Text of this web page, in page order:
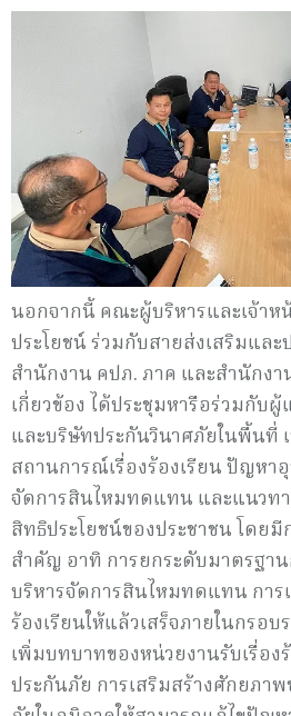
นอกจากนี้ คณะผู้บริหารและเจ้า
ประโยชน์ ร่วมกับสายส่งเสริมแล
สำนักงาน คปภ. ภาค และสำนักง
เกี่ยวข้อง ได้ประชุมหารือร่วมกับ
และบริษัทประกันวินาศภัยในพื้นที่
สถานการณ์เรื่องร้องเรียน ปัญหา
จัดการสินไหมทดแทน และแนวท
สิทธิประโยชน์ของประชาชน โดยมี
สำคัญ อาทิ การยกระดับมาตรฐาน
บริหารจัดการสินไหมทดแทน การ
ร้องเรียนให้แล้วเสร็จภายในกรอบ
เพิ่มบทบาทของหน่วยงานรับเรื่อง
ประกันภัย การเสริมสร้างศักยภา